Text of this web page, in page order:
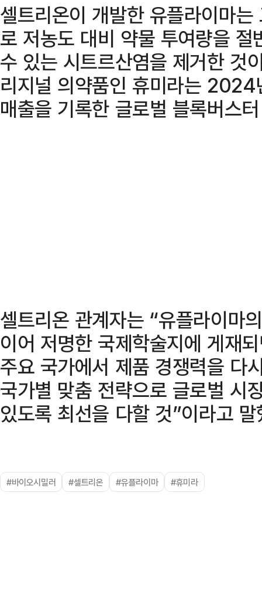
셀트리온이 개발한 유플라이마
로 저농도 대비 약물 투여량을
수 있는 시트르산염을 제거한 것
리지널 의약품인 휴미라는
매출을 기록한 글로벌 블록버스
셀트리온 관계자는 “유플라이마
이어 저명한 국제학술지에 게재
주요 국가에서 제품 경쟁력을 다
국가별 맞춤 전략으로 글로벌 시
있도록 최선을 다할 것”이라고
#바이오시밀러 #셀트리온 #유플라이마 #휴미라